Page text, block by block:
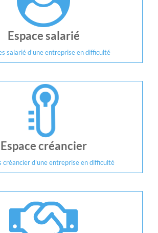
Espace salarié
salarié d'une entreprise en difficulté
Espace créancier
créancier d'une entreprise en difficulté